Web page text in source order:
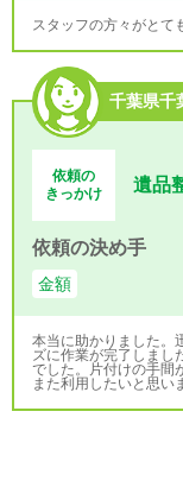
スタッフの方々がとて
千葉県千
依頼の
きっかけ
遺品
依頼の決め手
金額
本当に助かりました。
ズに作業が完了しまし
でした。片付けの手間
また利用したいと思い